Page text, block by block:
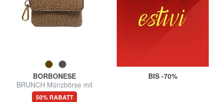
BORBONESE
BRUNCH Münzbörse mit
Karabiner
50% RABATT
BIS -70%